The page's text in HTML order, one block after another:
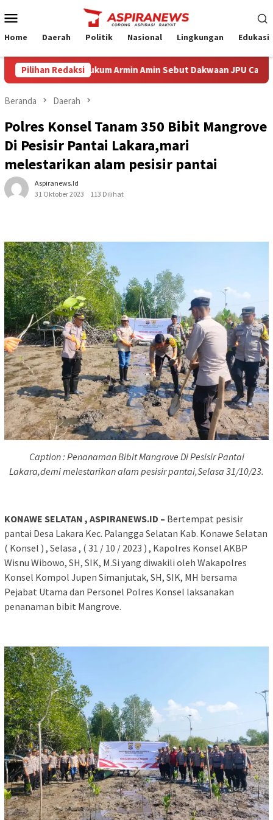
ke
Mobile
Home Daerah Politik Nasional Lingkungan Edukasi
Pilihan Redaksi
Kuasa Hukum Armin Amin Sebut Dakwaan JPU Cacat Formil
Beranda Daerah
Polres Konsel Tanam 350 Bibit Mangrove
Di Pesisir Pantai Lakara,mari
melestarikan alam pesisir pantai
Aspiranews.id
31 Oktober 2023
113 Dilihat
Caption : Penanaman Bibit Mangrove Di Pesisir Pantai
Lakara,demi melestarikan alam pesisir pantai,Selasa 31/10/23.
KONAWE SELATAN , ASPIRANEWS.ID – Bertempat pesisir
pantai Desa Lakara Kec. Palangga Selatan Kab. Konawe Selatan
( Konsel ) , Selasa , ( 31 / 10 / 2023 ) , Kapolres Konsel AKBP
Wisnu Wibowo, SH, SIK, M.Si yang diwakili oleh Wakapolres
Konsel Kompol Jupen Simanjutak, SH, SIK, MH bersama
Pejabat Utama dan Personel Polres Konsel laksanakan
penanaman bibit Mangrove.